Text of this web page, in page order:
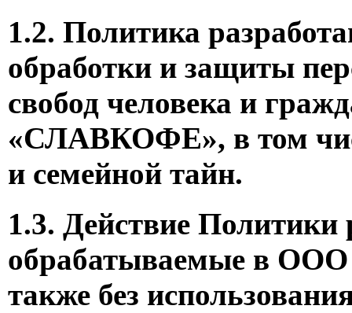
1.2. Политика
обработки и защиты
свобод человека и
«СЛАВКОФЕ», в том
и семейной тайн.
1.3. Действие Политики
обрабатываемые в ООО
также без